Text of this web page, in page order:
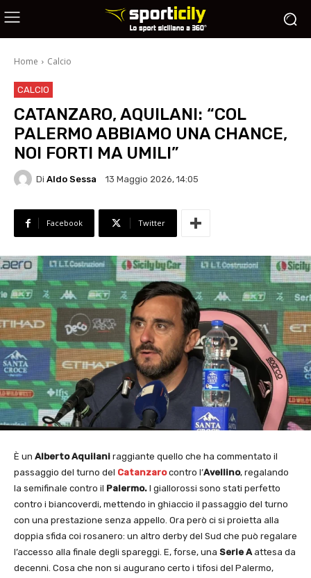
Home Calcio
CALCIO
CATANZARO, AQUILANI: “COL
PALERMO ABBIAMO UNA CHANCE,
NOI FORTI MA UMILI”
Di Aldo Sessa 13 Maggio 2026, 14:05
Facebook Twitter
È un Alberto Aquilani raggiante quello che ha commentato il
passaggio del turno del Catanzarocontro l’Avellino, regalando
la semifinale contro il Palermo. I giallorossi sono stati perfetto
contro i biancoverdi, mettendo in ghiaccio il passaggio del turno
con una prestazione senza appello. Ora però ci si proietta alla
doppia sfida coi rosanero: un altro derby del Sud che può regalare
l’accesso alla finale degli spareggi. E, forse, una Serie Aattesa da
decenni. Cosa che non si augurano certo i tifosi del Palermo,